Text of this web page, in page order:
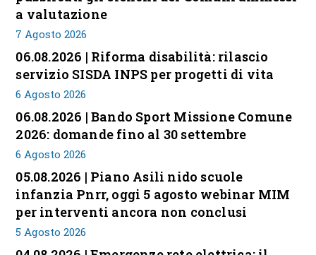
a valutazione
7 Agosto 2026
06.08.2026 | Riforma disabilità: rilascio
servizio SISDA INPS per progetti di vita
6 Agosto 2026
06.08.2026 | Bando Sport Missione Comune
2026: domande fino al 30 settembre
6 Agosto 2026
05.08.2026 | Piano Asili nido scuole
infanzia Pnrr, oggi 5 agosto webinar MIM
per interventi ancora non conclusi
5 Agosto 2026